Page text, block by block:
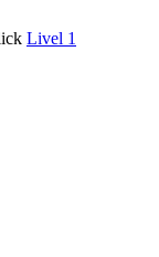
Livel 1